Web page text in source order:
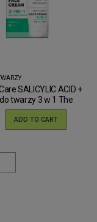
SALICYLIC ACID +
twarzy 3 w 1 The
ADD TO CART